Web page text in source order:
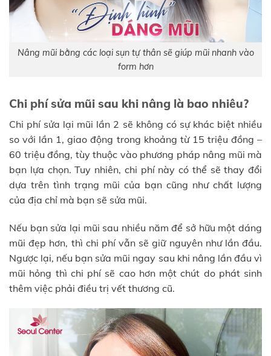
Nâng mũi bằng các loại sụn tự thân sẽ giúp mũi nhanh vào
form hơn
Chi phí sửa mũi sau khi nâng là bao nhiêu?
Chi phí sửa lại mũi lần 2 sẽ không có sự khác biệt nhiều
so với lần 1, giao động trong khoảng từ 15 triệu đồng –
60 triệu đồng, tùy thuộc vào phương pháp nâng mũi mà
bạn lựa chọn. Tuy nhiên, chi phí này có thể sẽ thay đổi
dựa trên tình trạng mũi của bạn cũng như chất lượng
của địa chỉ mà bạn sẽ sửa mũi.
Nếu bạn sửa lại mũi sau nhiều năm để sở hữu một dáng
mũi đẹp hơn, thì chi phí vẫn sẽ giữ nguyên như lần đầu.
Ngược lại, nếu bạn sửa mũi ngay sau khi nâng lần đầu vì
mũi hỏng thì chi phí sẽ cao hơn một chút do phát sinh
thêm việc phải điều trị vết thương cũ.